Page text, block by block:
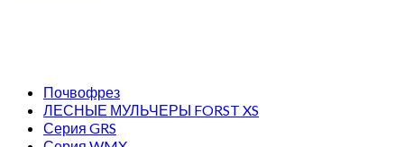
Почвофрез
ЛЕСНЫЕ МУЛЬЧЕРЫ FORST XS
Серия GRS